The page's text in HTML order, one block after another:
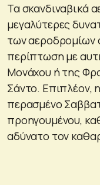
Τα σκανδιναβικά
μεγαλύτερες
των αεροδρομίων
περίπτωση με
Μονάχου ή της
Σάντο. Επιπλέον,
περασμένο
προηγουμένου,
αδύνατο τον